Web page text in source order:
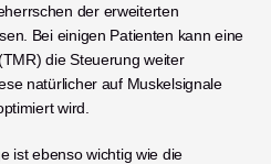
der erweiterten
Bei einigen Patienten kann eine
die Steuerung weiter
natürlicher auf Muskelsignale
wird.
ist ebenso wichtig wie die